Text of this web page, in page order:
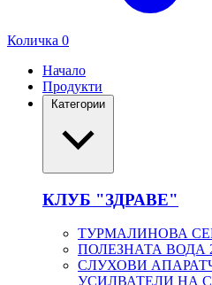
Количка 0
Начало
Продукти
Категории
КЛУБ "ЗДРАВЕ"
ТУРМАЛИНОВА
ПОЛЕЗНАТА ВОДА
СЛУХОВИ
УСИЛВАТЕЛИ НА